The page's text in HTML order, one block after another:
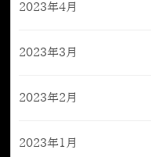
2023年4月
2023年3月
2023年2月
2023年1月